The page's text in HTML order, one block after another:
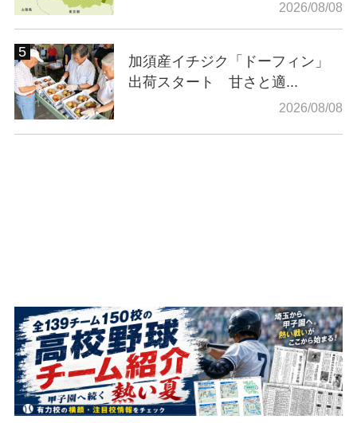
2026/08/08
加須産イチジク「ドーフィン」
出荷スタート 甘さと適...
2026/08/08